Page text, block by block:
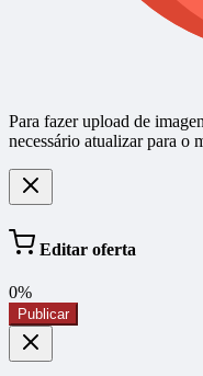
Para fazer upload de
necessário atualizar para o
Editar oferta
0%
Publicar